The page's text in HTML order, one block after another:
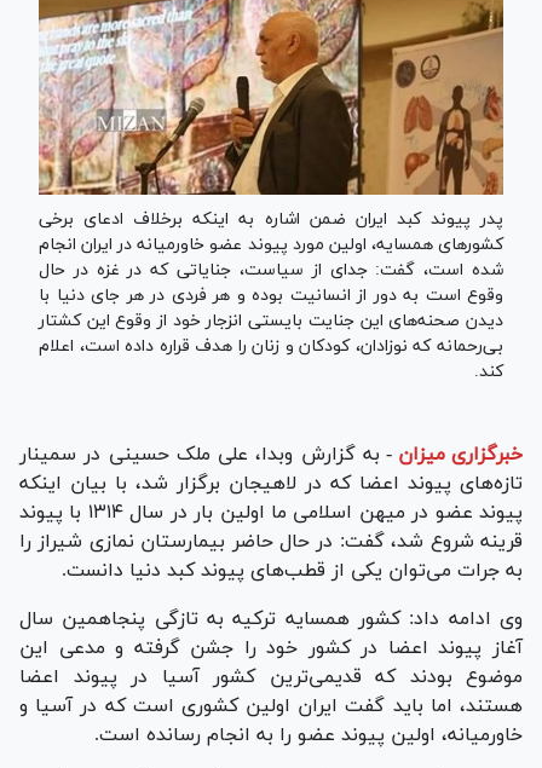
پدر پیوند کبد ایران ضمن اشاره به اینکه برخلاف ادعای برخی
کشور‌های همسایه، اولین مورد پیوند عضو خاورمیانه در ایران انجام
شده است، گفت: جدای از سیاست، جنایاتی که در غزه در حال
وقوع است به دور از انسانیت بوده و هر فردی در هر جای دنیا با
دیدن صحنه‌های این جنایت بایستی انزجار خود از وقوع این کشتار
بی‌رحمانه که نوزادان، کودکان و زنان را هدف قراره داده است، اعلام
کند.
خبرگزاری میزان - به گزارش وبدا، علی ملک حسینی در سمینار
تازه‌های پیوند اعضا که در لاهیجان برگزار شد، با بیان اینکه
پیوند عضو در میهن اسلامی ما اولین بار در سال ۱۳۱۴ با پیوند
قرینه شروع شد، گفت: در حال حاضر بیمارستان نمازی شیراز را
به جرات می‌توان یکی از قطب‌های پیوند کبد دنیا دانست.
وی ادامه داد: کشور همسایه ترکیه به تازگی پنجاهمین سال
آغاز پیوند اعضا در کشور خود را جشن گرفته و مدعی این
موضوع بودند که قدیمی‌ترین کشور آسیا در پیوند اعضا
هستند، اما باید گفت ایران اولین کشوری است که در آسیا و
خاورمیانه، اولین پیوند عضو را به انجام رسانده است.